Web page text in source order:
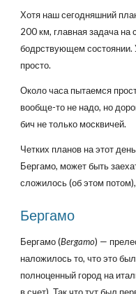
Хотя наш сегодняшний
200 км, главная задача
бодрствующем состоянии.
просто.
Около часа пытаемся
вообще-то не надо, но
бич не только москвичей.
Четких планов на этот
Бергамо, может быть
сложилось (об этом
Бергамо
Бергамо (Bergamo) —
наложилось то, что это
полноценный город на